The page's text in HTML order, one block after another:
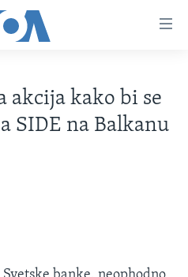
akcija kako bi se
SIDE na Balkanu